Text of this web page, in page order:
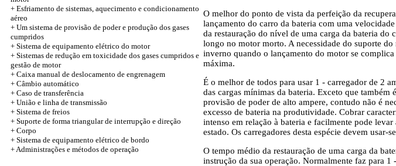
+ Esfriamento de sistemas, aquecimento e condicionamento
aéreo
+ Um sistema de provisão de poder e produção dos gases
cumpridos
+ Sistema de equipamento elétrico do motor
+ Sistemas de redução em toxicidade dos gases cumpridos e
gestão de motor
+ Caixa manual de deslocamento de engrenagem
+ Câmbio automático
+ Caso de transferência
+ União e linha de transmissão
+ Sistema de freios
+ Suporte de forma triangular de interrupção e direção
+ Corpo
+ Sistema de equipamento elétrico de bordo
+ Administrações e métodos de operação
O melhor do ponto de vista da perfeição da
lançamento do carro da bateria com uma
da restauração do nível de uma carga da bateria
longo no motor morto. A necessidade do suporte
inverno quando o lançamento do motor se
máxima.
É o melhor de todos para usar 1 - carregador de 2
das cargas mínimas da bateria. Exceto que também
provisão de poder de alto ampere, contudo não é
excesso de bateria na produtividade. Cobrar
intenso em relação à bateria e facilmente pode
estado. Os carregadores desta espécie devem usar-
O tempo médio da restauração de uma carga da
instrução da sua operação. Normalmente faz para 1